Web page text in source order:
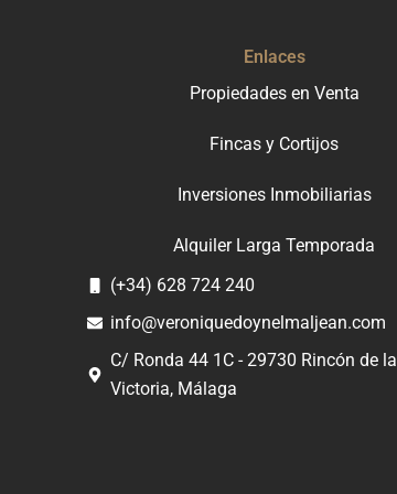
Enlaces
Propiedades en Venta
Fincas y Cortijos
Inversiones Inmobiliarias
Alquiler Larga Temporada
(+34) 628 724 240
info@veroniquedoynelmaljean.com
C/ Ronda 44 1C - 29730 Rincón de la
Victoria, Málaga